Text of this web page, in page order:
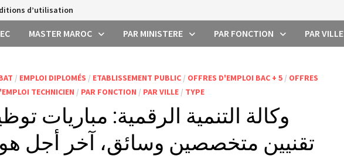
d’utilisation
MASTER MAROC PAR MINISTERE PAR FONCTION PAR VILLE
/ EMPLOI DIPLOMÉS / ETABLISSEMENT PUBLIC / OFFRES D'EMPLOI BAC + 5 / OFFRES
TECHNICIEN / PAR FONCTION / PAR VILLE / TYPE
تقنيين متخصصين وسائق، آخر أجل هو 16 نونبر 2018